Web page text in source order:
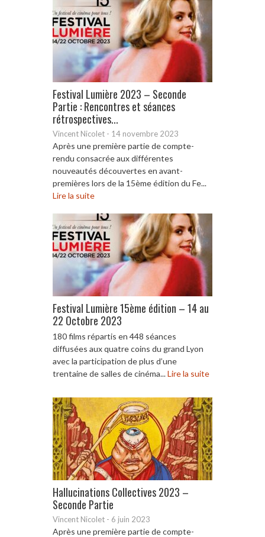
Festival Lumière 2023 – Seconde
Partie : Rencontres et séances
rétrospectives...
Vincent Nicolet - 14 novembre 2023
Après une première partie de compte-
rendu consacrée aux différentes
nouveautés découvertes en avant-
premières lors de la 15ème édition du Fe...
Lire la suite
Festival Lumière 15ème édition – 14 au
22 Octobre 2023
180 films répartis en 448 séances
diffusées aux quatre coins du grand Lyon
avec la participation de plus d’une
trentaine de salles de cinéma...Lire la suite
Hallucinations Collectives 2023 –
Seconde Partie
Vincent Nicolet - 6 juin 2023
Après une première partie de compte-